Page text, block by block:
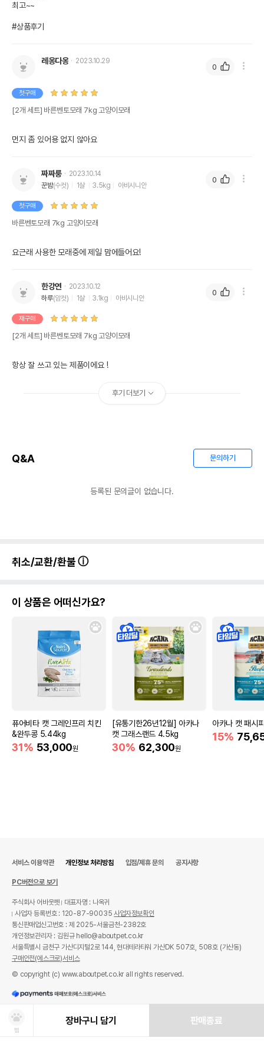
최고~~
#상품후기
레옹다옹 2023.10.29
첫구매
[2개 세트] 바른벤토모래 7kg 고양이모래
먼지 좀 있어용 없지 않아요
0
짜짜룽
2023.10.14
꾼밤(수컷) 1살 3.5kg 아비시니안
첫구매
바른벤토모래 7kg 고양이모래
요근래 사용한 모래중에 제일 맘에들어요!
0
한강연
2023.10.12
하루(암컷) 1살 3.1kg 아비시니안
재구매
[2개 세트] 바른벤토모래 7kg 고양이모래
항상 잘 쓰고 있는 제품이에요 !
0
후기 더보기
Q&A 문의하기
등록된 문의글이 없습니다.
취소/교환/환불
이 상품은 어떠신가요?
퓨어비타 캣 그레인프리 치킨
&완두콩 5.44kg
31% 53,000원
[유통기한26년12월] 아카나
캣 그래스랜드 4.5kg
30% 62,300원
아카나 캣 패시
15%
찜
장바구니 담기 판매종료
서비스 이용약관 개인정보 처리방침 입점/제휴 문의 공지사항
PC버전으로 보기
주식회사 어바웃펫
대표자명 : 나옥귀
사업자 등록번호 : 120-87-90035사업자정보확인
통신판매업신고번호 : 제 2025-서울금천-2382호
개인정보관리자 : 김원규 hello@aboutpet.co.kr
서울특별시 금천구 가산디지털2로 144, 현대테라타워 가산DK 507호, 508호 (가산동)
구매안전(에스크로)서비스
© copyright (c) www.aboutpet.co.kr all rights reserved.